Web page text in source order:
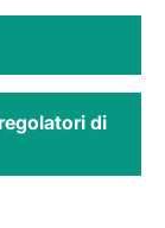
di